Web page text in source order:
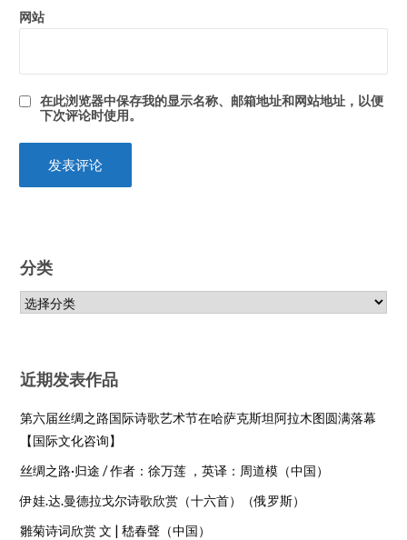
网站
在此浏览器中保存我的显示名称、邮箱地址和网站地址，以便
下次评论时使用。
分类
近期发表作品
第六届丝绸之路国际诗歌艺术节在哈萨克斯坦阿拉木图圆满落幕
【国际文化咨询】
丝绸之路·归途 / 作者：徐万莲 ，英译：周道模（中国）
伊娃.达.曼德拉戈尔诗歌欣赏（十六首）（俄罗斯）
雛菊诗词欣赏 文 | 嵇春聲（中国）